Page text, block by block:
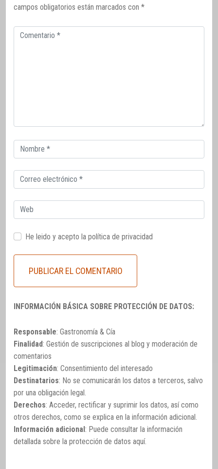
campos obligatorios están marcados con *
Comentario
Correo
electrónico
Correo
electrónico
Web
He leido y acepto la política de privacidad
INFORMACIÓN BÁSICA SOBRE PROTECCIÓN DE DATOS:
Responsable: Gastronomía & Cía
Finalidad: Gestión de suscripciones al blog y moderación de
comentarios
Legitimación: Consentimiento del interesado
Destinatarios: No se comunicarán los datos a terceros, salvo
por una obligación legal.
Derechos: Acceder, rectificar y suprimir los datos, así como
otros derechos, como se explica en la información adicional.
Información adicional: Puede consultar la información
detallada sobre la protección de datos aquí.